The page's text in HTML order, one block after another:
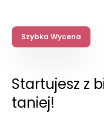
Szybka Wycena
Startujesz z
taniej!